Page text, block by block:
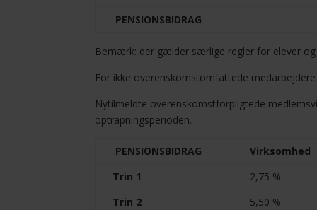
PENSIONSBIDRAG
Bemærk: der gælder særlige regler for elever
For ikke overenskomstomfattede
Nytilmeldte overenskomstforpligtede
optrapningsperioden.
PENSIONSBIDRAG Virksomhed
Trin 1
2,75 %
Trin 2
5,50 %